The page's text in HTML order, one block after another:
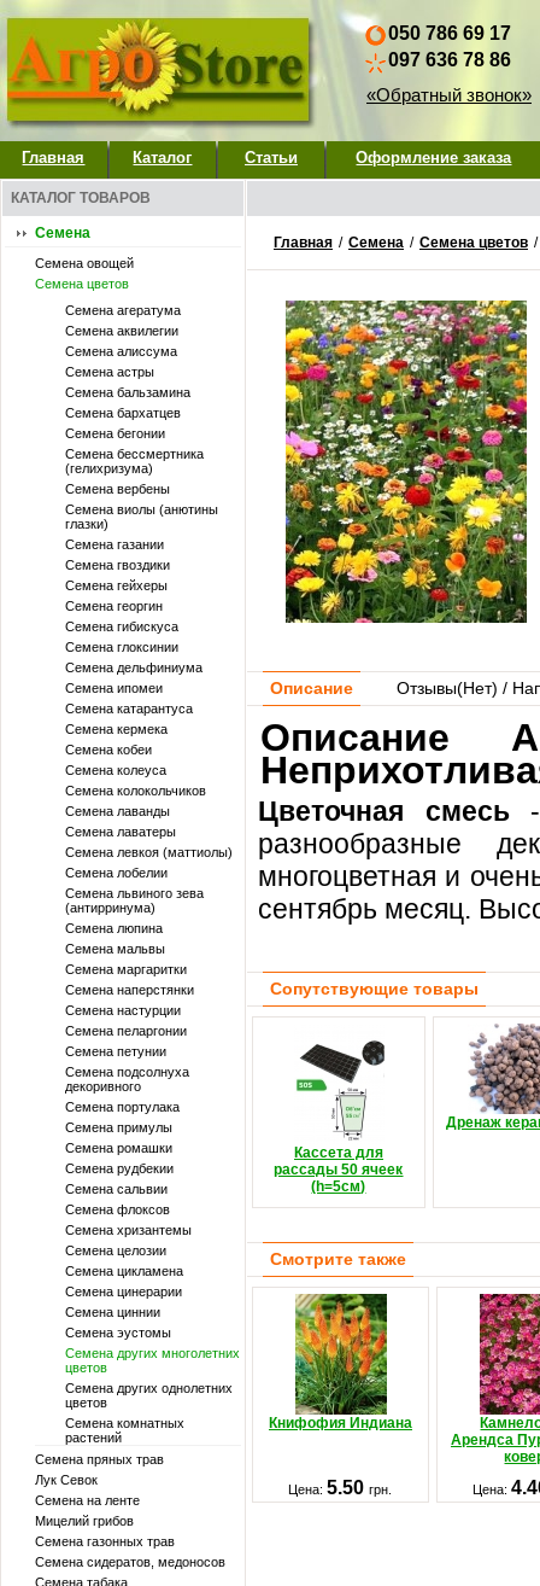
050 786 69 17
097 636 78 86
«Обратный звонок»
Главная Каталог Статьи Оформление заказа
КАТАЛОГ ТОВАРОВ
Семена
Семена овощей
Семена цветов
Семена агератума
Семена аквилегии
Семена алиссума
Семена астры
Семена бальзамина
Семена бархатцев
Семена бегонии
Семена бессмертника
(гелихризума)
Семена вербены
Семена виолы (анютины
глазки)
Семена газании
Семена гвоздики
Семена гейхеры
Семена георгин
Семена гибискуса
Семена глоксинии
Семена дельфиниума
Семена ипомеи
Семена катарантуса
Семена кермека
Семена кобеи
Семена колеуса
Семена колокольчиков
Семена лаванды
Семена лаватеры
Семена левкоя (маттиолы)
Семена лобелии
Семена львиного зева
(антирринума)
Семена люпина
Семена мальвы
Семена маргаритки
Семена наперстянки
Семена настурции
Семена пеларгонии
Семена петунии
Семена подсолнуха
декоривного
Семена портулака
Семена примулы
Семена ромашки
Семена рудбекии
Семена сальвии
Семена флоксов
Семена хризантемы
Семена целозии
Семена цикламена
Семена цинерарии
Семена циннии
Семена эустомы
Семена других многолетних
цветов
Семена других однолетних
цветов
Семена комнатных
растений
Семена пряных трав
Лук Севок
Семена на ленте
Мицелий грибов
Семена газонных трав
Семена сидератов, медоносов
Семена табака
Главная / Семена / Семена цветов /
Описание Отзывы(Нет) /
Описание
Цветочная смесь-
разнообразные
многоцветная и
сентябрь месяц.
Сопутствующие товары
Кассета для
рассады 50 ячеек
(h=5см)
Дренаж
Смотрите также
Книфофия Индиана
Арендса
Цена:5.50грн. Цена: